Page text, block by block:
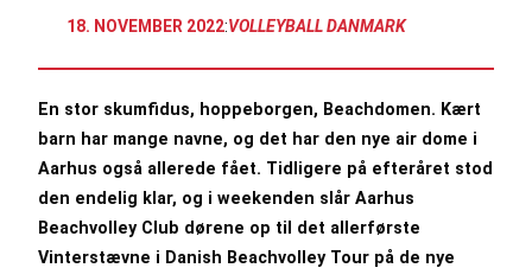
18. NOVEMBER 2022:VOLLEYBALL DANMARK
En stor skumfidus, hoppeborgen, Beachdomen. Kært
barn har mange navne, og det har den nye air dome i
Aarhus også allerede fået. Tidligere på efteråret stod
den endelig klar, og i weekenden slår Aarhus
Beachvolley Club dørene op til det allerførste
Vinterstævne i Danish Beachvolley Tour på de nye